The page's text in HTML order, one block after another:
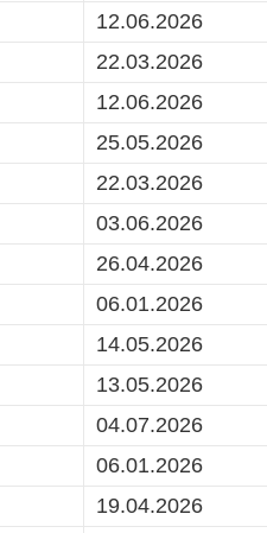
12.06.2026
22.03.2026
12.06.2026
25.05.2026
22.03.2026
03.06.2026
26.04.2026
06.01.2026
14.05.2026
13.05.2026
04.07.2026
06.01.2026
19.04.2026